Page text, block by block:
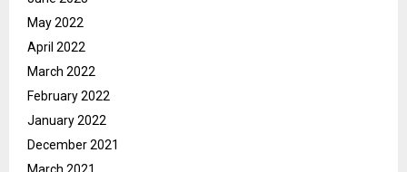
May 2022
April 2022
March 2022
February 2022
January 2022
December 2021
March 2021